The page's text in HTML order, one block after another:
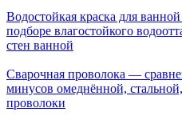
Водостойкая краска для
подборе влагостойкого
стен ванной
Cварочная проволока —
минусов омеднённой,
проволоки